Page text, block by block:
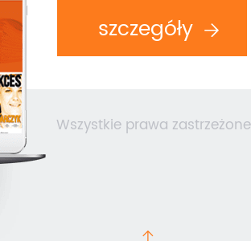
szczegóły
Wszystkie prawa